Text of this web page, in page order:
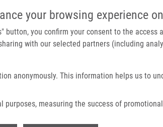
your browsing experience
button, you confirm your consent to the access
with our selected partners (including
anonymously. This information helps us to
purposes, measuring the success of
Main